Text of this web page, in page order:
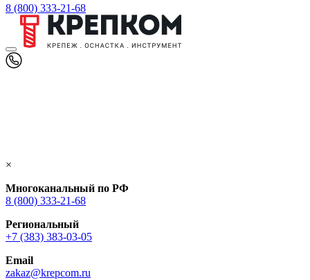
8 (800) 333-21-68
×
Многоканальный по РФ
8 (800) 333‑21-68
Региональный
+7 (383) 383-03-05
Email
zakaz@krepcom.ru